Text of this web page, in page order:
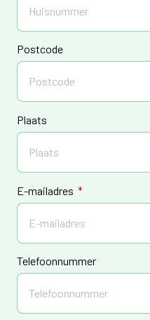
Postcode
Plaats
E-mailadres
Telefoonnummer